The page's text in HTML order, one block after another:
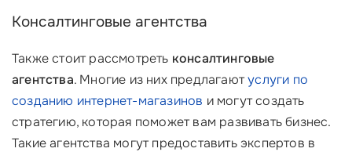
Консалтинговые агентства
Также стоит рассмотреть консалтинговые
агентства. Многие из них предлагаютуслуги по
созданию интернет-магазинов и могут создать
стратегию, которая поможет вам развивать бизнес.
Такие агентства могут предоставить экспертов в